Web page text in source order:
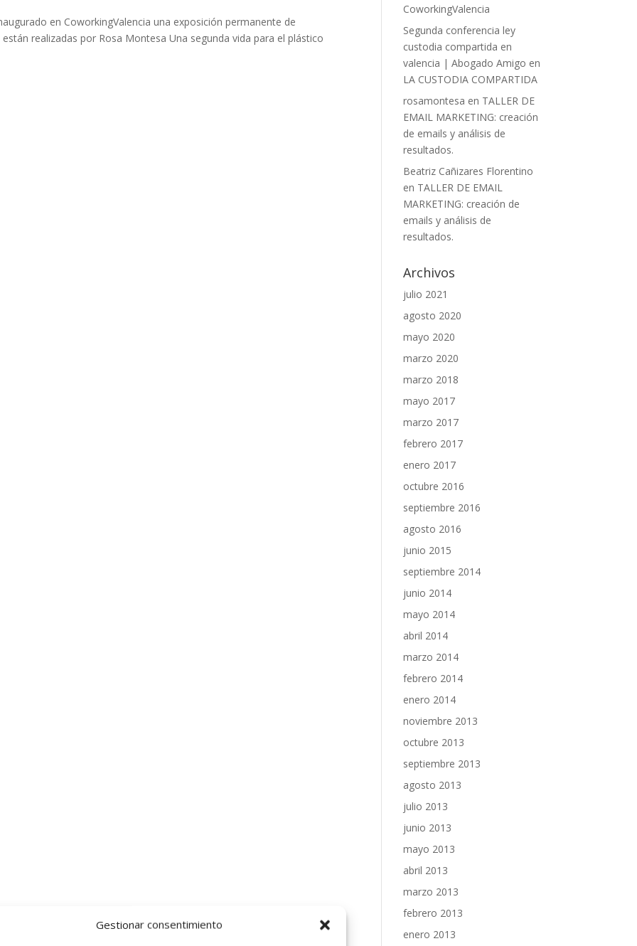
Gestionar consentimiento
en CoworkingValencia una exposición permanente de
realizadas por Rosa Montesa Una segunda vida para el plástico
CoworkingValencia
Segunda conferencia ley
custodia compartida en
valencia | Abogado Amigo en
LA CUSTODIA COMPARTIDA
rosamontesa en TALLER DE
EMAIL MARKETING: creación
de emails y análisis de
resultados.
Beatriz Cañizares Florentino
en TALLER DE EMAIL
MARKETING: creación de
emails y análisis de
resultados.
Archivos
julio 2021
agosto 2020
mayo 2020
marzo 2020
marzo 2018
mayo 2017
marzo 2017
febrero 2017
enero 2017
octubre 2016
septiembre 2016
agosto 2016
junio 2015
septiembre 2014
junio 2014
mayo 2014
abril 2014
marzo 2014
febrero 2014
enero 2014
noviembre 2013
octubre 2013
septiembre 2013
agosto 2013
julio 2013
junio 2013
mayo 2013
abril 2013
marzo 2013
febrero 2013
enero 2013